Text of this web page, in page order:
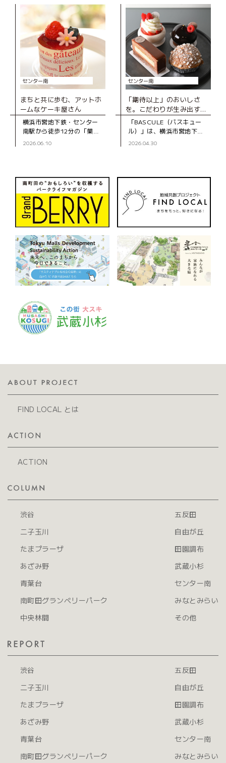
プンしたベーカリー。木の
ぬくもりを感じる店内のシ
ョー
の地元で長く親しまれてい
センター南
まちと共に歩む、アットホ
ームなケーキ屋さん
横浜市営地下鉄・センター
南駅から徒歩12分の「菓子
工房スグーリ」は、パティ
は、センター南駅
2026.06.10
センター南
「期待以上」のおいしさ
を。こだわりが生み出す、
とびきりのスイーツ
「BASCULE（バスキュー
ル）」は、横浜市営地下
鉄・センター南駅から徒歩3
藤さんは、自
2026.04.30
FIND LOCAL とは
ACTION
渋谷
二子玉川
たまプラーザ
あざみ野
青葉台
南町田グランベリーパーク
中央林間
五反田
自由が丘
田園調布
武蔵小杉
センター南
みなとみらい
その他
渋谷
二子玉川
たまプラーザ
あざみ野
青葉台
南町田グランベリーパーク
五反田
自由が丘
田園調布
武蔵小杉
センター南
みなとみらい